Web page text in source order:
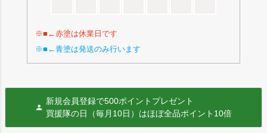
※■←赤塗は休業日です
※■←青塗は発送のみ行います
新規会員登録で500ポイントプレゼント
買援隊の日（毎月10日）はほぼ全品ポイント10倍